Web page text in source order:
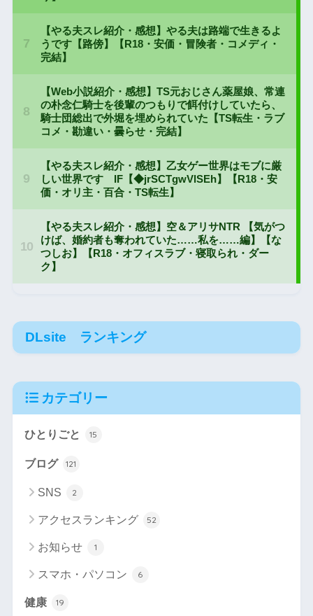
DLsite ランキング
カテゴリー
ひとりごと 15
ブログ 121
SNS 2
アクセスランキング 52
お知らせ 1
スマホ・パソコン 6
健康 19